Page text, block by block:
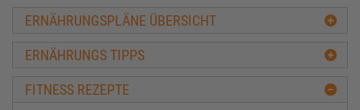
ERNÄHRUNGSPLÄNE ÜBERSICHT
ERNÄHRUNGS TIPPS
FITNESS REZEPTE